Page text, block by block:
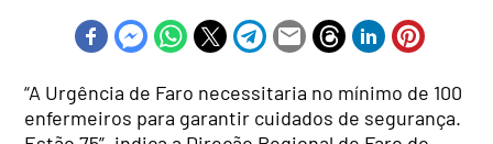
“A Urgência de Faro necessitaria no mínimo de 100
enfermeiros para garantir cuidados de segurança.